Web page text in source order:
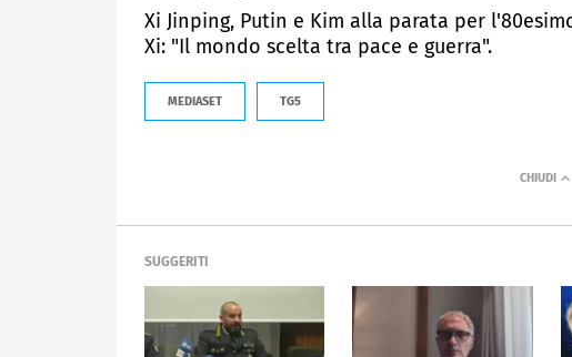
Xi Jinping, Putin e Kim alla parata per
Xi: "Il mondo scelta tra pace e guerra".
MEDIASET TG5
SUGGERITI